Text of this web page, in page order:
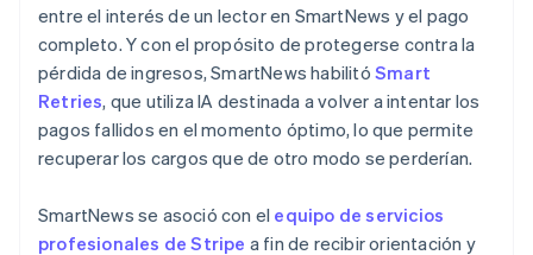
entre el interés de un lector en SmartNews y el pago
completo. Y con el propósito de protegerse contra la
pérdida de ingresos, SmartNews habilitó Smart
Retries, que utiliza IA destinada a volver a intentar los
pagos fallidos en el momento óptimo, lo que permite
recuperar los cargos que de otro modo se perderían.
SmartNews se asoció con el equipo de servicios
profesionales de Stripe a fin de recibir orientación y